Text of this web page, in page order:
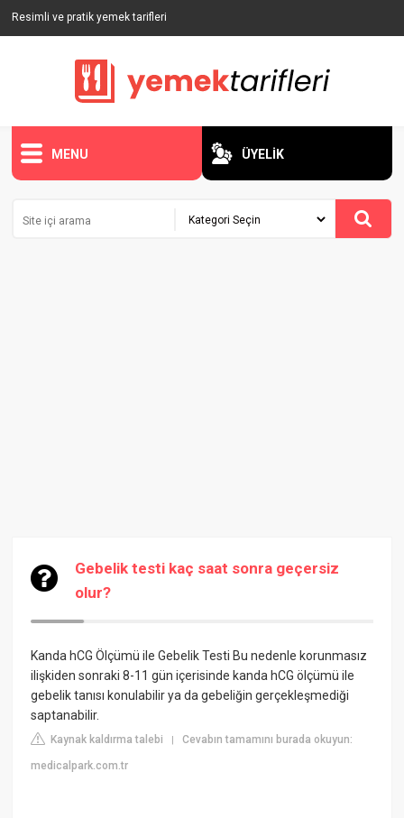
Resimli ve pratik yemek tarifleri
MENU ÜYELİK
Gebelik testi kaç saat sonra geçersiz
olur?
Kanda hCG Ölçümü ile Gebelik Testi Bu nedenle korunmasız
ilişkiden sonraki 8-11 gün içerisinde kanda hCG ölçümü ile
gebelik tanısı konulabilir ya da gebeliğin gerçekleşmediği
saptanabilir.
Kaynak kaldırma talebi |Cevabın tamamını burada okuyun:
medicalpark.com.tr